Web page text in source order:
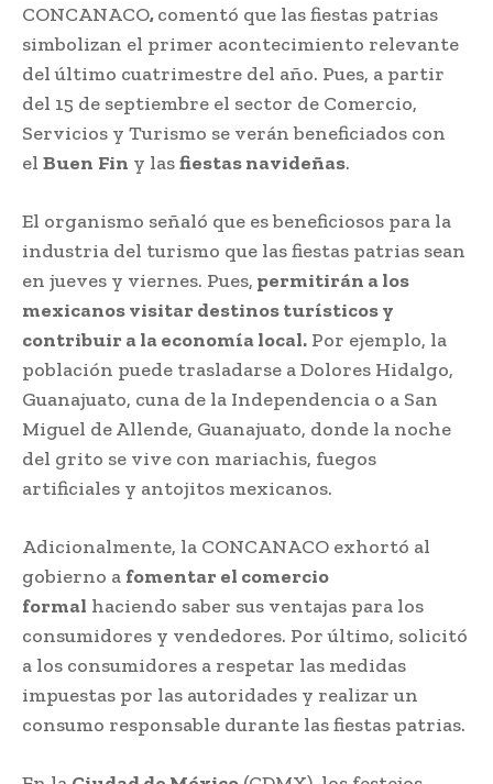
CONCANACO,comentó que las fiestas patrias
simbolizan el primer acontecimiento relevante
del último cuatrimestre del año. Pues, a partir
del 15 de septiembre el sector de Comercio,
Servicios y Turismo se verán beneficiados con
el Buen Fin y lasfiestas navideñas.
El organismo señaló que es beneficiosos para la
industria del turismo que las fiestas patrias sean
en jueves y viernes. Pues, permitirán a los
mexicanos visitar destinos turísticos y
contribuir a la economía local. Por ejemplo, la
población puede trasladarse a Dolores Hidalgo,
Guanajuato, cuna de la Independencia o a San
Miguel de Allende, Guanajuato, donde la noche
del grito se vive con mariachis, fuegos
artificiales y antojitos mexicanos.
Adicionalmente, la CONCANACO exhortó al
gobierno a fomentar el comercio
formal haciendo saber sus ventajas para los
consumidores y vendedores. Por último, solicitó
a los consumidores a respetar las medidas
impuestas por las autoridades y realizar un
consumo responsable durante las fiestas patrias.